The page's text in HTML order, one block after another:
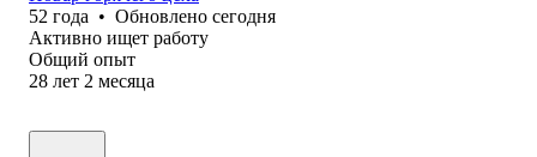
52 года • Обновлено сегодня
Активно ищет работу
Общий опыт
28 лет 2 месяца